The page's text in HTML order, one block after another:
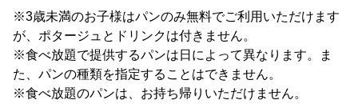
※3歳未満のお子様はパンのみ無料でご利用いただけます
が、ポタージュとドリンクは付きません。
※食べ放題で提供するパンは日によって異なります。ま
た、パンの種類を指定することはできません。
※食べ放題のパンは、お持ち帰りいただけません。